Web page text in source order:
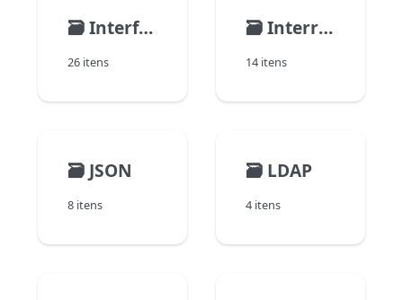
🗃️ Interface do usuário
26 itens
🗃️Interruptions
14 itens
🗃️ JSON
8 itens
🗃️ LDAP
4 itens